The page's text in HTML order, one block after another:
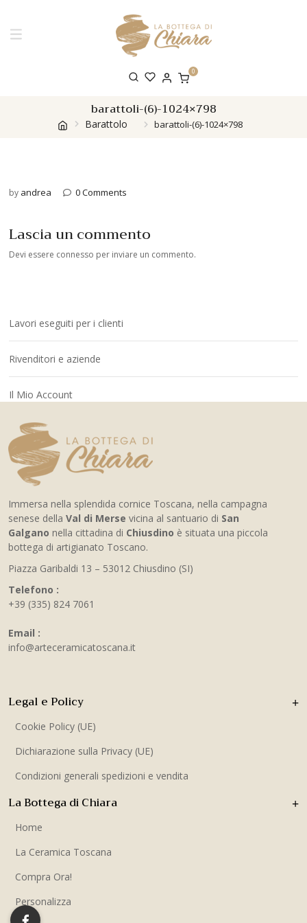
0
barattoli-(6)-1024×798
Barattolo barattoli-(6)-1024×798
by andrea 0 Comments
Lascia un commento
Devi essere connesso per inviare un commento.
Lavori eseguiti per i clienti
Rivenditori e aziende
Il Mio Account
Immersa nella splendida cornice Toscana, nella campagna
senese della Val di Merse vicina al santuario di San
Galgano nella cittadina di Chiusdino è situata una piccola
bottega di artigianato Toscano.
Piazza Garibaldi 13 – 53012 Chiusdino (SI)
Telefono :
+39 (335) 824 7061
Email :
info@arteceramicatoscana.it
La Bottega di Chiara
Home
La Ceramica Toscana
Compra Ora!
Personalizza
Legal e Policy
Cookie Policy (UE)
Dichiarazione sulla Privacy (UE)
Condizioni generali spedizioni e vendita